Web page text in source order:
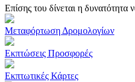
Επίσης του δίνεται η
Μεταφόρτωση Δρομολογίων
Εκπτώσεις Προσφορές
Εκπτωτικές Κάρτες